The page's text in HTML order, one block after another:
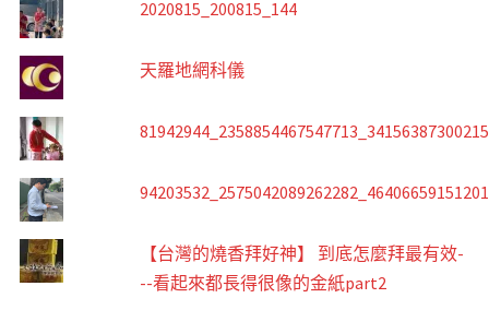
2020815_200815_144
天羅地網科儀
【台灣的燒香拜好神】 到底怎麼拜最有效-
--看起來都長得很像的金紙part2